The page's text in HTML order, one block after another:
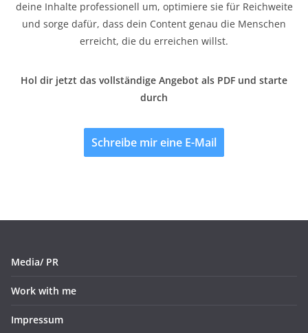
deine Inhalte professionell um, optimiere sie für Reichweite
und sorge dafür, dass dein Content genau die Menschen
erreicht, die du erreichen willst.
Hol dir jetzt das vollständige Angebot als PDF und starte
durch
Schreibe mir eine E-Mail
Media/ PR
Work with me
Impressum